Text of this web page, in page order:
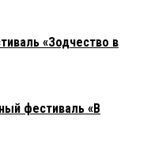
«Зодчество в
фестиваль «В